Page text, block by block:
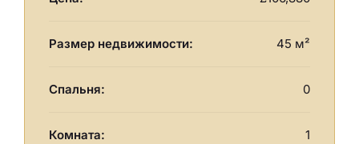
Размер недвижимости: 45 м²
Спальня: 0
Комната: 1